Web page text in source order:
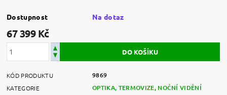
Dostupnost Na dotaz
67 399 Kč
KÓD PRODUKTU 9869
KATEGORIE OPTIKA, TERMOVIZE, NOČNÍ VIDĚNÍ